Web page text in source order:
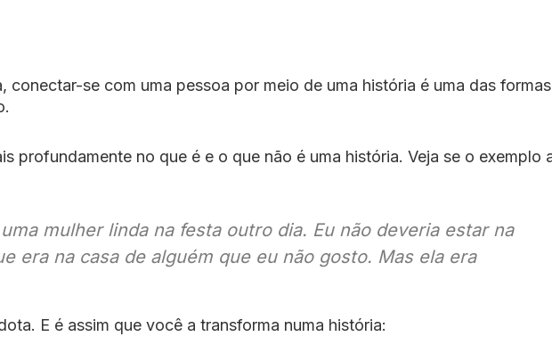
conectar-se com uma pessoa por meio de uma história é uma das
profundamente no que é e o que não é uma história. Veja se o exemplo
mulher linda na festa outro dia. Eu não deveria estar na
era na casa de alguém que eu não gosto. Mas ela era
E é assim que você a transforma numa história: